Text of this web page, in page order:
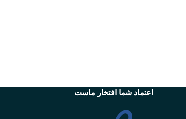
اعتماد شما افتخار ماست